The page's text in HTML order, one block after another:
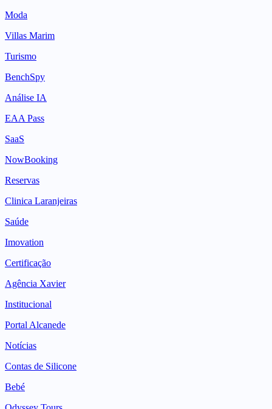
Moda
Villas Marim
Turismo
BenchSpy
Análise IA
EAA Pass
SaaS
NowBooking
Reservas
Clinica Laranjeiras
Saúde
Imovation
Certificação
Agência Xavier
Institucional
Portal Alcanede
Notícias
Contas de Silicone
Bebé